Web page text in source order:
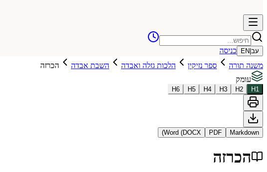
עב EN
כניסה
משנה תורה
ספר נזיקין הלכות גזלה ואבדה השבת אבדה
הכרזה
עומק
H1
H2
H3
H4
H5
H6
Markdown
PDF
Word (DOCX)
הכרזה